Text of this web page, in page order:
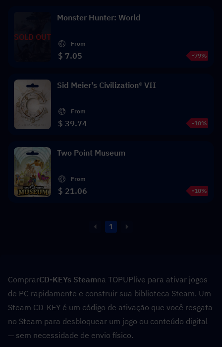
SOLD OUT
Monster Hunter: World
From
$ 7.05 -79%
Sid Meier's Civilization® VII
From
$ 39.74 -10%
Two Point Museum
From
$ 21.06 -10%
1
ComprarCD-KEYs Steamna TOPUPlive para ativar jogos
de PC rapidamente e construir sua biblioteca Steam. Um
Steam CD-KEY é um código de ativação que você resgata
no Steam para desbloquear um jogo ou conteúdo digital
— sem necessidade de envio físico.